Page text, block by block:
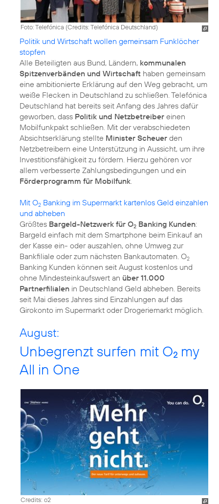
Foto: Telefónica (Credits: Telefónica Deutschland)
Politik und Wirtschaft wollen gemeinsam Funklöcher
stopfen
Alle Beteiligten aus Bund, Ländern, kommunalen
Spitzenverbänden und Wirtschaft haben gemeinsam
eine ambitionierte Erklärung auf den Weg gebracht, um
weiße Flecken in Deutschland zu schließen. Telefónica
Deutschland hat bereits seit Anfang des Jahres dafür
geworben, dass Politik und Netzbetreiber einen
Mobilfunkpakt schließen. Mit der verabschiedeten
Absichtserklärung stellte Minister Scheuer den
Netzbetreibern eine Unterstützung in Aussicht, um ihre
Investitionsfähigkeit zu fördern. Hierzu gehören vor
allem verbesserte Zahlungsbedingungen und ein
Förderprogramm für Mobilfunk.
Mit O2 Banking im Supermarkt kartenlos Geld einzahlen
und abheben
Größtes Bargeld-Netzwerk für O2 Banking Kunden:
Bargeld einfach mit dem Smartphone beim Einkauf an
der Kasse ein- oder auszahlen, ohne Umweg zur
Bankfiliale oder zum nächsten Bankautomaten. O2
Banking Kunden können seit August kostenlos und
ohne Mindesteinkaufswert an über 11.000
Partnerfilialen in Deutschland Geld abheben. Bereits
seit Mai dieses Jahres sind Einzahlungen auf das
Girokonto im Supermarkt oder Drogeriemarkt möglich.
August:
Unbegrenzt surfen mit O2 my
All in One
Credits: o2